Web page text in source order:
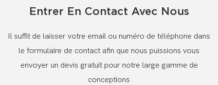
Entrer En Contact Avec Nous
Il suffit de laisser votre email ou numéro de téléphone dans
le formulaire de contact afin que nous puissions vous
envoyer un devis gratuit pour notre large gamme de
conceptions